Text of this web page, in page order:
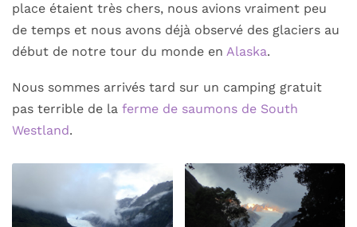
place étaient très chers, nous avions vraiment peu
de temps et nous avons déjà observé des glaciers au
début de notre tour du monde en Alaska.
Nous sommes arrivés tard sur un camping gratuit
pas terrible de la ferme de saumons de South
Westland.